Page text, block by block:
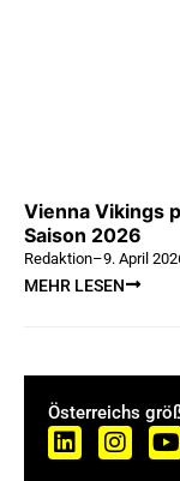
Vienna Vikings
Saison 2026
Redaktion–9. April
MEHR LESEN
Österreichs